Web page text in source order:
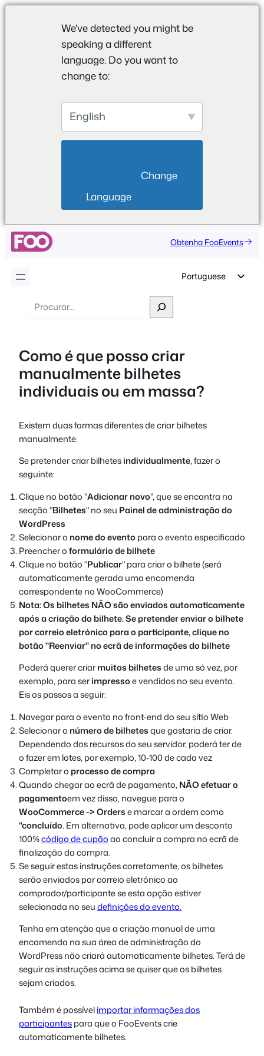
We've detected you might be
speaking a different
language. Do you want to
change to:
English
Language
Obtenha FooEvents
Portuguese
Spanish
French
Czech
Pesquisar
Como é que posso criar
manualmente bilhetes
individuais ou em massa?
Existem duas formas diferentes de criar bilhetes
manualmente:
Se pretender criar bilhetesindividualmente, fazer o
seguinte:
Clique no botão "Adicionar novo", que se encontra na
secção "Bilhetes" no seu Painel de administração do
WordPress
Selecionar o nome do eventopara o evento especificado
Preencher oformulário de bilhete
Clique no botão "Publicar" para criar o bilhete (será
automaticamente gerada uma encomenda
correspondente no WooCommerce)
Nota: Os bilhetes NÃO são enviados automaticamente
após a criação do bilhete. Se pretender enviar o bilhete
por correio eletrónico para o participante, clique no
botão "Reenviar" no ecrã de informações do bilhete
Poderá querer criarmuitos bilhetesde uma só vez, por
exemplo, para serimpressoe vendidos no seu evento.
Eis os passos a seguir:
Navegar para o evento no front-end do seu sítio Web
Selecionar o número de bilhetesque gostaria de criar.
Dependendo dos recursos do seu servidor, poderá ter de
o fazer em lotes, por exemplo, 10-100 de cada vez
Completar o processo de compra
Quando chegar ao ecrã de pagamento,NÃO efetuar o
pagamentoem vez disso, navegue para o
WooCommerce -> Orderse marcar a ordem como
"concluído. Em alternativa, pode aplicar um desconto
100%código de cupãoao concluir a compra no ecrã de
finalização da compra.
Se seguir estas instruções corretamente, os bilhetes
serão enviados por correio eletrónico ao
comprador/participante se esta opção estiver
selecionada no seudefinições do evento.
Tenha em atenção que a criação manual de uma
encomenda na sua área de administração do
WordPress não criará automaticamente bilhetes. Terá de
seguir as instruções acima se quiser que os bilhetes
sejam criados.
Também é possívelimportar informações dos
participantespara que o FooEvents crie
automaticamente bilhetes.